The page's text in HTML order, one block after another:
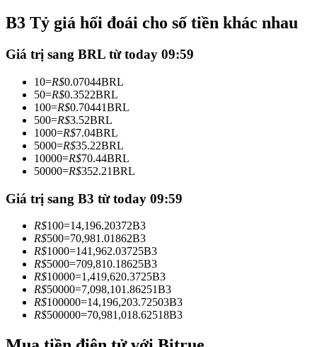
Trở thành Nhà giao dịch Sao chép
Tận hưởng chia sẻ lợi nhuận và hoa hồng giao dịch sao chép
B3 Tỷ giá hối đoái cho số tiền khác nhau
Giá trị sang BRL từ today 09:59
10=R$0.07044BRL
50=R$0.3522BRL
100=R$0.70441BRL
500=R$3.52BRL
1000=R$7.04BRL
5000=R$35.22BRL
10000=R$70.44BRL
50000=R$352.21BRL
Giá trị sang B3 từ today 09:59
R$100=14,196.20372B3
R$500=70,981.01862B3
R$1000=141,962.03725B3
R$5000=709,810.18625B3
R$10000=1,419,620.3725B3
R$50000=7,098,101.86251B3
R$100000=14,196,203.72503B3
R$500000=70,981,018.62518B3